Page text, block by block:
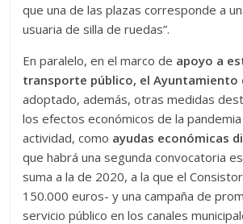
que una de las plazas corresponde a
usuaria de silla de ruedas”.
En paralelo, en el marco de apoyo a
transporte público, el Ayuntamiento
adoptado, además, otras medidas
los efectos económicos de la
actividad, como ayudas económicas
que habrá una segunda convocatoria
suma a la de 2020, a la que el
150.000 euros- y una campaña de
servicio público en los canales